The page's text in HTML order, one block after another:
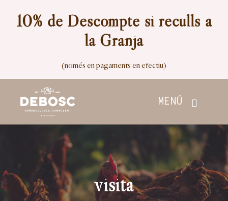
10% de Descompte si reculls a
la Granja
(només en pagaments en efectiu)
MENÚ
Nosaltres
visita